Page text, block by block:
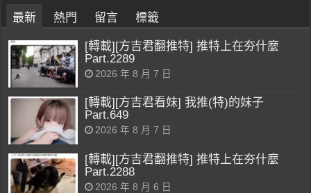
最新 熱門 留言 標籤
[轉載][方吉君翻推特] 推特上在夯什麼
Part.2289
2026 年 8 月 7 日
[轉載][方吉君看妹] 我推(特)的妹子
Part.649
2026 年 8 月 7 日
[轉載][方吉君翻推特] 推特上在夯什麼
Part.2288
2026 年 8 月 6 日